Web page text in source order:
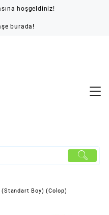
hoşgeldiniz!
burada!
(Standart Boy) (Colop)